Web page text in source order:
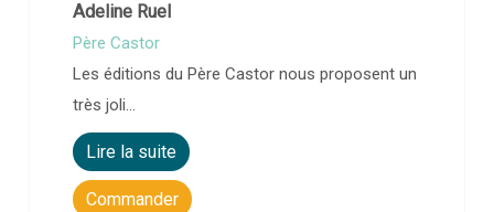
Adeline Ruel
Père Castor
Les éditions du Père Castor nous proposent un
très joli…
Lire la suite
Commander